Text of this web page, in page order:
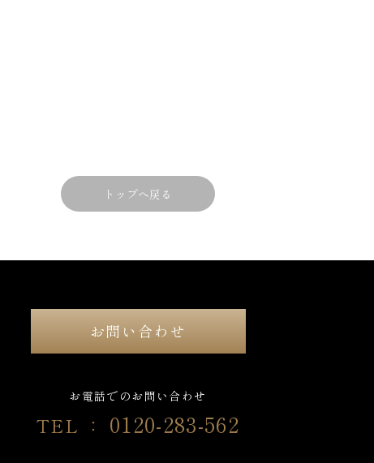
トップへ戻る
お問い合わせ
お電話でのお問い合わせ
TEL ： 0120-283-562